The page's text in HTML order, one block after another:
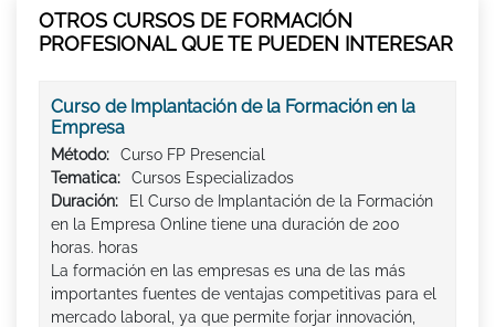
OTROS CURSOS DE FORMACIÓN
PROFESIONAL QUE TE PUEDEN INTERESAR
Curso de Implantación de la Formación en la
Empresa
Método:
Curso FP Presencial
Tematica:
Cursos Especializados
Duración:
El Curso de Implantación de la Formación
en la Empresa Online tiene una duración de 200
horas. horas
La formación en las empresas es una de las más
importantes fuentes de ventajas competitivas para el
mercado laboral, ya que permite forjar innovación,